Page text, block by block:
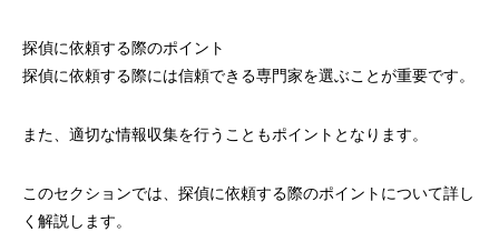
探偵に依頼する際のポイント
探偵に依頼する際には信頼できる専門家を選ぶことが重要です。
また、適切な情報収集を行うこともポイントとなります。
このセクションでは、探偵に依頼する際のポイントについて詳し
く解説します。